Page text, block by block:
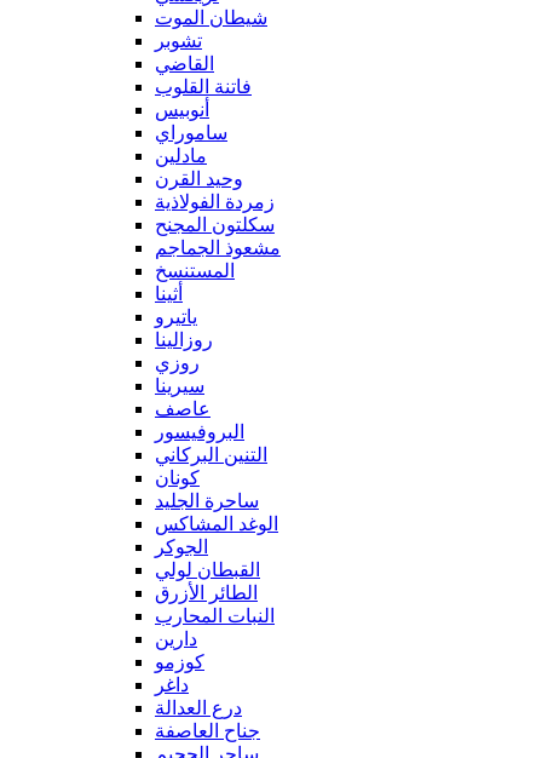
شيطان الموت
تشوبر
القاضي
فاتنة القلوب
أنوبيس
ساموراي
مادلين
وحيد القرن
زمردة الفولاذية
سكلتون المجنح
مشعوذ الجماجم
المستنسخ
أثينا
ياتيرو
روزالينا
روزي
سيرينا
عاصف
البروفيسور
التنين البركاني
كونان
ساحرة الجليد
الوغد المشاكس
الجوكر
القبطان لولي
الطائر الأزرق
النبات المحارب
دارين
كوزمو
داغر
درع العدالة
جناح العاصفة